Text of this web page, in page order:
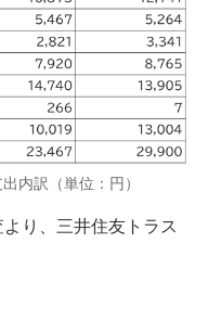
内訳（単位：円）
り、三井住友トラス